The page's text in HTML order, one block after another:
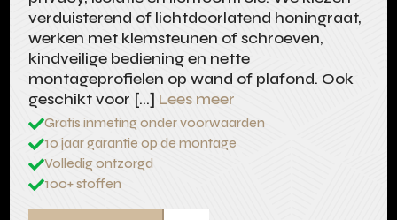
verduisterend of lichtdoorlatend honingraat,
werken met klemsteunen of schroeven,
kindveilige bediening en nette
montageprofielen op wand of plafond. Ook
geschikt voor […] Lees meer
Gratis inmeting onder voorwaarden
10 jaar garantie op de montage
Volledig ontzorgd
100+ stoffen